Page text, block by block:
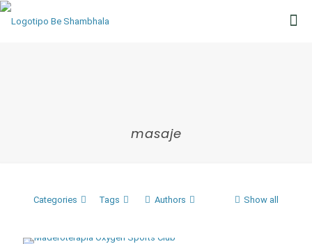
masaje
Categories Tags Authors Show all